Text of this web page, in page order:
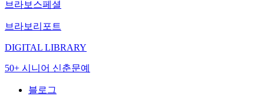
브라보스페셜
브라보리포트
DIGITAL LIBRARY
50+ 시니어 신춘문예
블로그